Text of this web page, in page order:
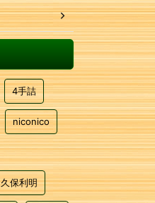
4手詰
niconico
久保利明